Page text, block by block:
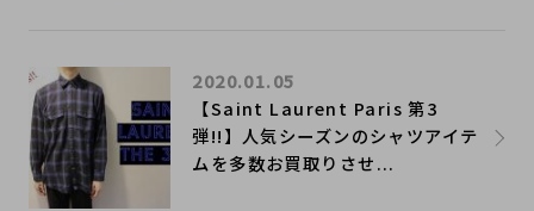
【Saint Laurent Paris 第3
弾!!】人気シーズンのシャツアイテ
ムを多数お買取りさせ...
2020.01.05